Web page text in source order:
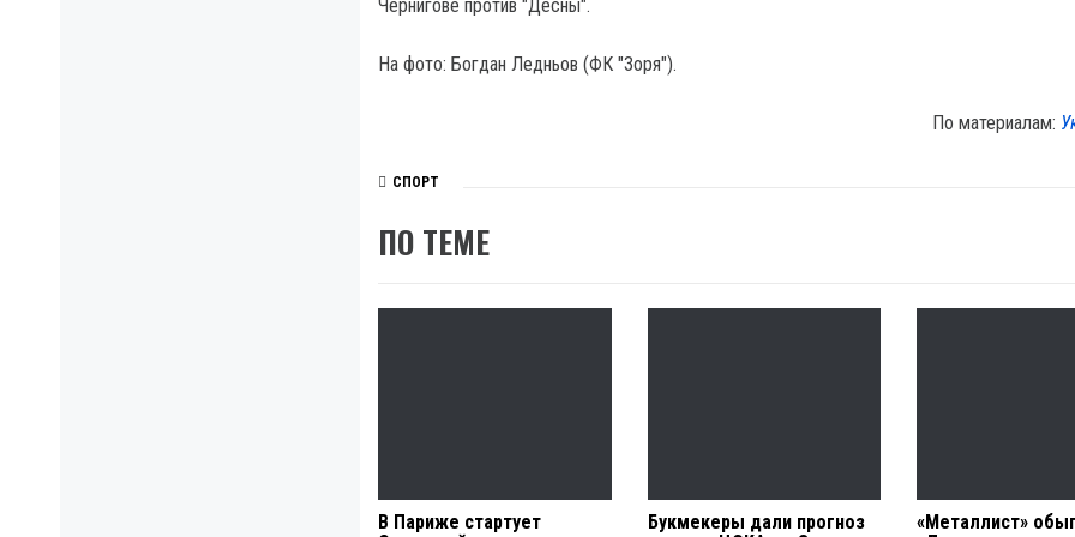
Чернигове против "Десны".
На фото: Богдан Ледньов (ФК "Зоря").
По материалам:
СПОРТ
ПО ТЕМЕ
В Париже стартует
Букмекеры дали прогноз
«Металлист»